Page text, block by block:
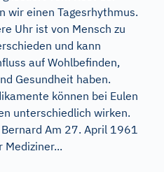
wir einen Tagesrhythmus.
Uhr ist von Mensch zu
und kann
auf Wohlbefinden,
Gesundheit haben.
können bei Eulen
unterschiedlich wirken.
Am 27. April 1961